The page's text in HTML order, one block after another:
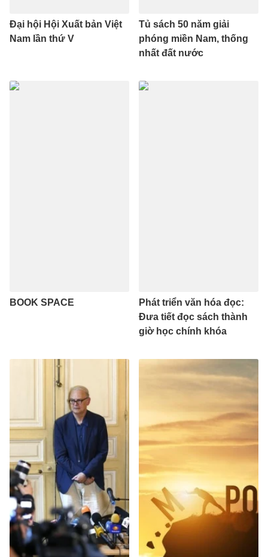
Đại hội Hội Xuất bản Việt
Nam lần thứ V
Tủ sách 50 năm giải
phóng miền Nam, thống
nhất đất nước
BOOK SPACE
Phát triển văn hóa đọc:
Đưa tiết đọc sách thành
giờ học chính khóa